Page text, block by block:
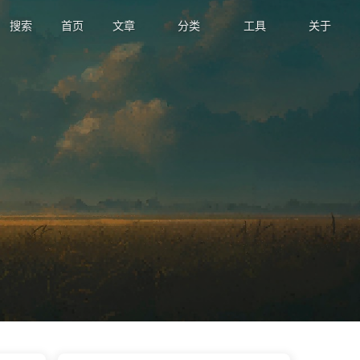
搜索 首页 文章 分类 工具 关于